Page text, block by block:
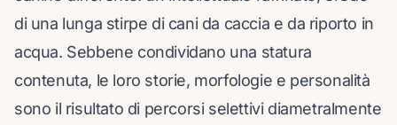
di una lunga stirpe di cani da caccia e da riporto in
acqua. Sebbene condividano una statura
contenuta, le loro storie, morfologie e personalità
sono il risultato di percorsi selettivi diametralmente